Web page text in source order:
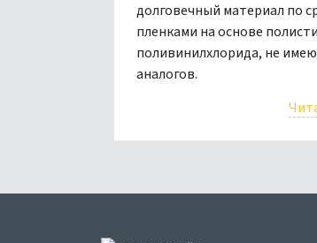
долговечный материал по
пленками на основе
поливинилхлорида, не
аналогов.